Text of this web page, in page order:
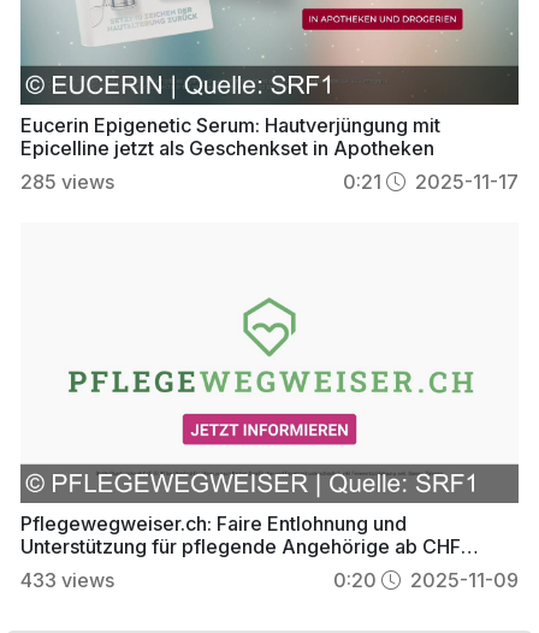
Eucerin Epigenetic Serum: Hautverjüngung mit
Epicelline jetzt als Geschenkset in Apotheken
285 views 0:21 2025-11-17
Pflegewegweiser.ch: Faire Entlohnung und
Unterstützung für pflegende Angehörige ab CHF
37.90/Stunde
433 views 0:20 2025-11-09